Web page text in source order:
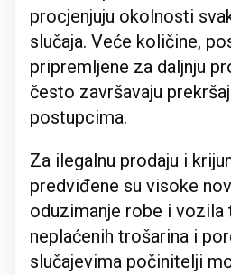
procjenjuju okolnosti
slučaja. Veće količine,
pripremljene za daljnju
često završavaju
postupcima.
Za ilegalnu prodaju i
predviđene su visoke
oduzimanje robe i vozila
neplaćenih trošarina i
slučajevima počinitelji